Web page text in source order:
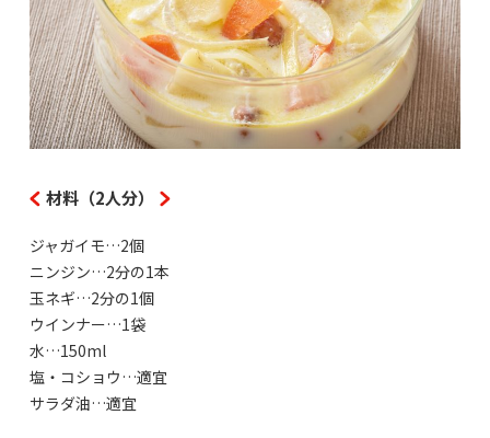
材料（2人分）
ジャガイモ…2個
ニンジン…2分の1本
玉ネギ…2分の1個
ウインナー…1袋
水…150ml
塩・コショウ…適宜
サラダ油…適宜